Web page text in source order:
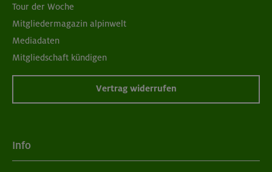
Tour der Woche
Mitgliedermagazin alpinwelt
Mediadaten
Mitgliedschaft kündigen
Vertrag widerrufen
Info